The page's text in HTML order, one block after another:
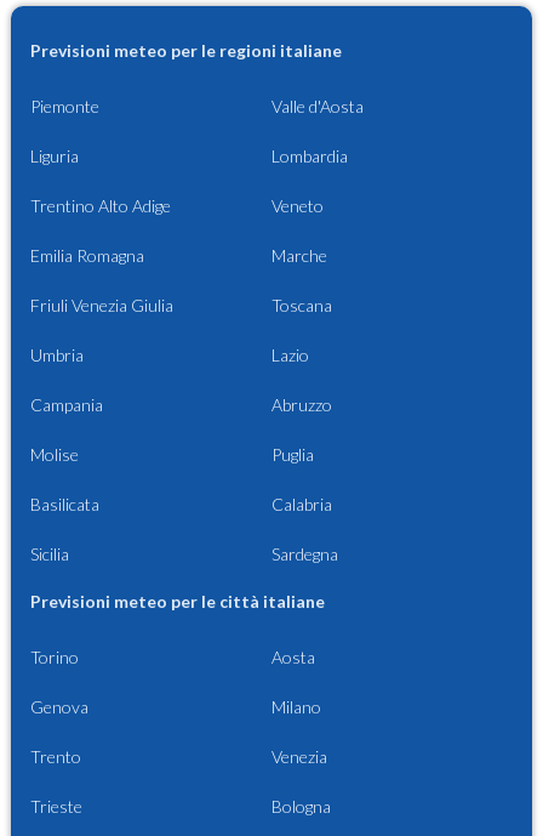
Previsioni meteo per le regioni italiane
Piemonte Valle d'Aosta
Liguria Lombardia
Trentino Alto Adige Veneto
Emilia Romagna Marche
Friuli Venezia Giulia Toscana
Umbria Lazio
Campania Abruzzo
Molise Puglia
Basilicata Calabria
Sicilia Sardegna
Previsioni meteo per le città italiane
Torino Aosta
Genova Milano
Trento Venezia
Trieste Bologna